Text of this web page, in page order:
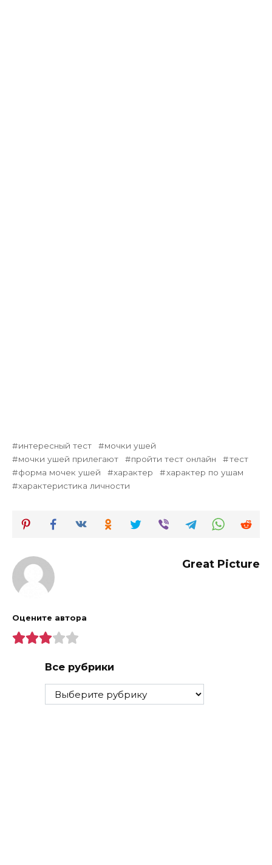
интересный тест
мочки ушей
мочки ушей прилегают
пройти тест онлайн
тест
форма мочек ушей
характер
характер по ушам
характеристика личности
Great Picture
Оцените автора
Все рубрики
Все
рубрики